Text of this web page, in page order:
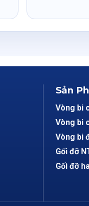
Sản
Vòng bi
Vòng bi
Vòng bi
Gối đỡ
Gối đỡ